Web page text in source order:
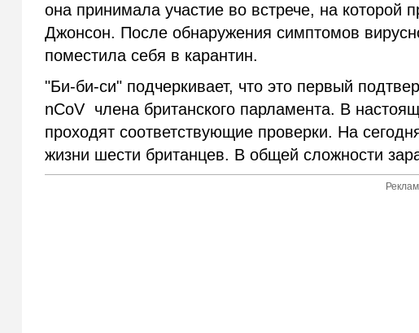
она принимала участие во встрече, на которой
Джонсон. После обнаружения симптомов
поместила себя в карантин.
"Би-би-си" подчеркивает, что это первый
nCoV члена британского парламента. В
проходят соответствующие проверки. На
жизни шести британцев. В общей сложности